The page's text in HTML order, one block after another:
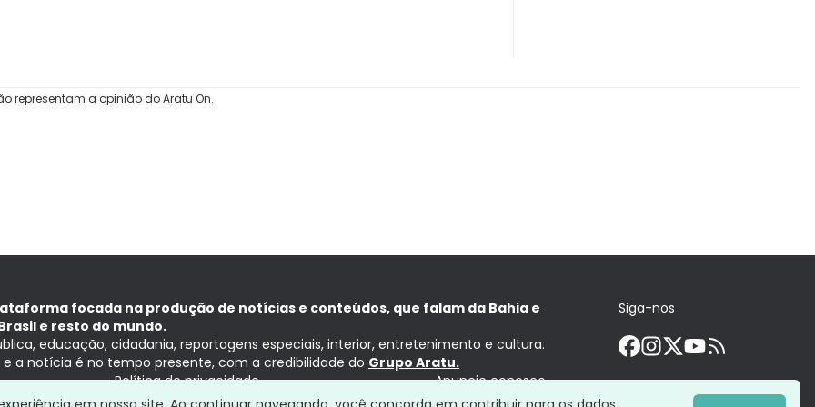
representam a opinião do Aratu On.
focada na produção de notícias e conteúdos, que falam da Bahia e
e resto do mundo.
educação, cidadania, reportagens especiais, interior, entretenimento e cultura.
a notícia é no tempo presente, com a credibilidade do Grupo Aratu.
Política de privacidade
Anuncie conosco
Siga-nos